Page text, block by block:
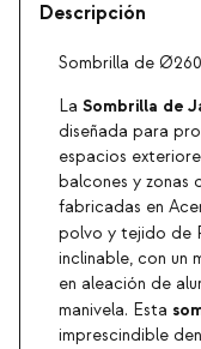
Descripción
Sombrilla de
La Sombrilla de
diseñada para
espacios
balcones y zonas
fabricadas en
polvo y tejido de
inclinable, con un
en aleación de
manivela. Esta
imprescindible